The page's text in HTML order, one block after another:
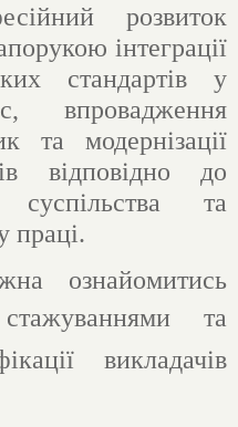
розвиток
інтеграції
стандартів у
впровадження
та модернізації
відповідно до
та
праці.
ознайомитись
та
викладачів